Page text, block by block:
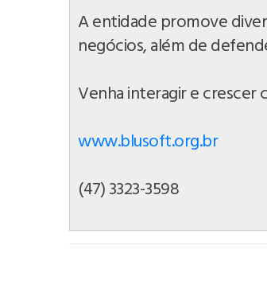
A entidade promove
negócios, além de
Venha interagir e crescer
www.blusoft.org.br
(47) 3323-3598